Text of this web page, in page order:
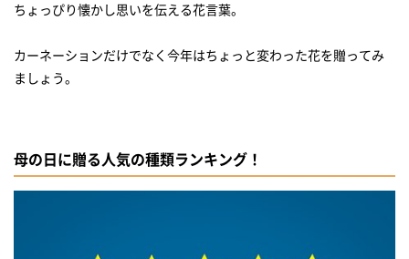
ちょっぴり懐かし思いを伝える花言葉。
カーネーションだけでなく今年はちょっと変わった花を贈ってみ
ましょう。
母の日に贈る人気の種類ランキング！